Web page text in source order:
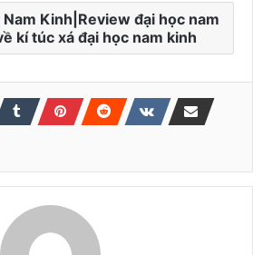
Kinh|Review đại học nam
kí túc xá đại học nam kinh